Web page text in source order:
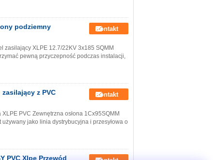
podziemny Kontakt
zasilający XLPE 12.7/22KV 3x185 SQMM
pewną przyczepność podczas instalacji,
z PVC Kontakt
PVC Zewnętrzna osłona 1Cx95SQMM
jako linia dystrybucyjna i przesyłowa o
PVC Xlpe Przewód